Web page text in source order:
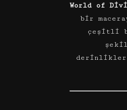
World of
bir
çeşitli